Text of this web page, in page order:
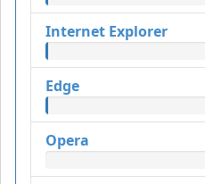
Internet Explorer
Edge
Opera